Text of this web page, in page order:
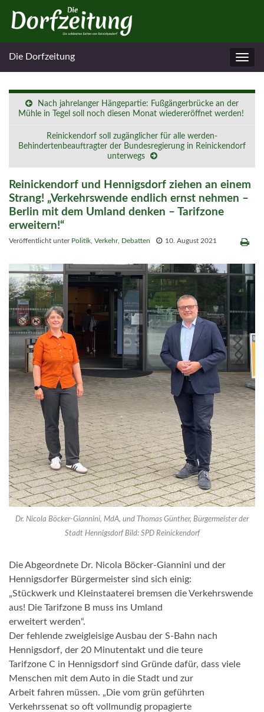
Die Dorfzeitung
Nach jahrelanger Hängepartie: Fußgängerbrücke an der
Mühle in Tegel soll noch diesen Monat wiedereröffnet werden!
Reinickendorf soll zugänglicher für alle werden-
Behindertenbeauftragter der Bundesregierung in Reinickendorf
unterwegs
Reinickendorf und Hennigsdorf ziehen an einem
Strang! „Verkehrswende endlich ernst nehmen –
Berlin mit dem Umland denken – Tarifzone
erweitern!“
Veröffentlicht unter Politik Verkehr, Debatten 10. August 2021
Dr. Nicola Böcker-Giannini, MdA, und Thomas Günther, Bürgermeister der
Stadt Hennigsdorf Bild: SPD Reinickendorf
Die Abgeordnete Dr. Nicola Böcker-Giannini und der
Hennigsdorfer Bürgermeister sind sich einig:
„Stückwerk und Kleinstaaterei bremsen die Verkehrswende
aus! Die Tarifzone B muss ins Umland
erweitert werden“.
Der fehlende zweigleisige Ausbau der S-Bahn nach
Hennigsdorf, der 20 Minutentakt und die teure
Tarifzone C in Hennigsdorf sind Gründe dafür, dass viele
Menschen mit dem Auto in die Stadt und zur
Arbeit fahren müssen. „Die vom grün geführten
Verkehrssenat so oft vollmundig propagierte